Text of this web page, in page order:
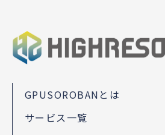
GPUSOROBANとは
サービス一覧